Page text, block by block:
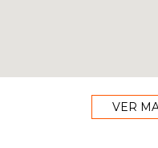
VER